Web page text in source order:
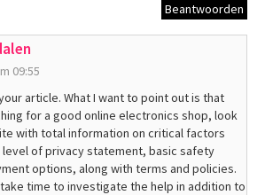
Beantwoorden
09:55
article. What I want to point out is that
for a good online electronics shop, look
with total information on critical factors
level of privacy statement, basic safety
options, along with terms and policies.
time to investigate the help in addition to